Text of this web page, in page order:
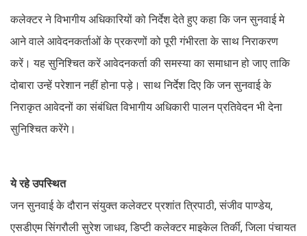
कलेक्टर ने विभागीय अधिकारियों को निर्देश देते हुए कहा कि जन सुनवाई मे
आने वाले आवेदनकर्ताओं के प्रकरणों को पूरी गंभीरता के साथ निराकरण
करें। यह सुनिश्चित करें आवेदनकर्ता की समस्या का समाधान हो जाए ताकि
दोबारा उन्हें परेशान नहीं होना पड़े। साथ निर्देश दिए कि जन सुनवाई के
निराकृत आवेदनों का संबंधित विभागीय अधिकारी पालन प्रतिवेदन भी देना
सुनिश्चित करेंगे।
ये रहे उपस्थित
जन सुनवाई के दौरान संयुक्त कलेक्टर प्रशांत त्रिपाठी, संजीव पाण्डेय,
एसडीएम सिंगरौली सुरेश जाधव, डिप्टी कलेक्टर माइकेल तिर्की, जिला पंचायत